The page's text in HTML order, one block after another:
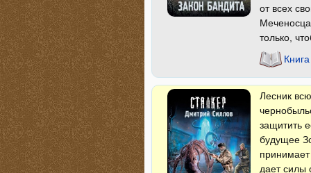
от всех
только,
Лесник
защитить
будущее
дает силы